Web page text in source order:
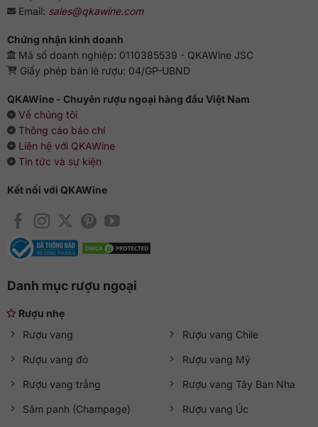
Email: sales@qkawine.com
Chứng nhận kinh doanh
Mã số doanh nghiệp: 0110385539 - QKAWine JSC
Giấy phép bán lẻ rượu: 04/GP-UBND
QKAWine - Chuyên rượu ngoại hàng đầu Việt Nam
Về chúng tôi
Thông cáo báo chí
Liên hệ với QKAWine
Tin tức và sự kiện
Kết nối với QKAWine
Danh mục rượu ngoại
Rượu nhẹ
Rượu vang
Rượu vang đỏ
Rượu vang trắng
Sâm panh (Champage)
Rượu vang Chile
Rượu vang Mỹ
Rượu vang Tây Ban Nha
Rượu vang Úc